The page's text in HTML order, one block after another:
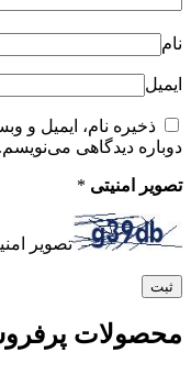
نام
ایمیل
ذخیره نام، ایمیل و
دوباره دیدگاهی می‌نویسم.
تصویر امنیتی *
تصویر
محصولات